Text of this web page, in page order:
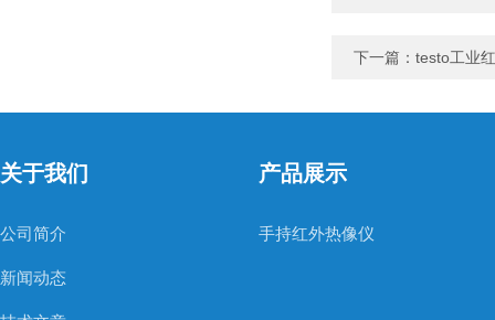
下一篇： testo工业
关于我们
公司简介
新闻动态
产品展示
手持红外热像仪